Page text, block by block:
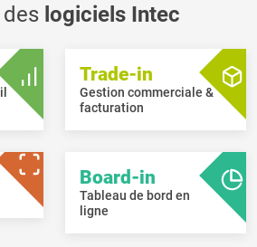
logiciels Intec
Trade-in
Gestion commerciale &
facturation
Board-in
Tableau de bord en
ligne